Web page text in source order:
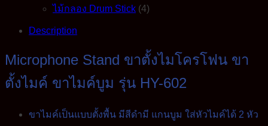
ไม้กลอง Drum Stick (4)
Description
Microphone Stand ขาตั้งไมโครโฟน ขา
ตั้งไมค์ ขาไมค์บูม รุ่น HY-602
ขาไมค์เป็นแบบตั้งพื้น มีสีดำมี แกนบูม ใส่หัวไมค์ได้ 2 หัว